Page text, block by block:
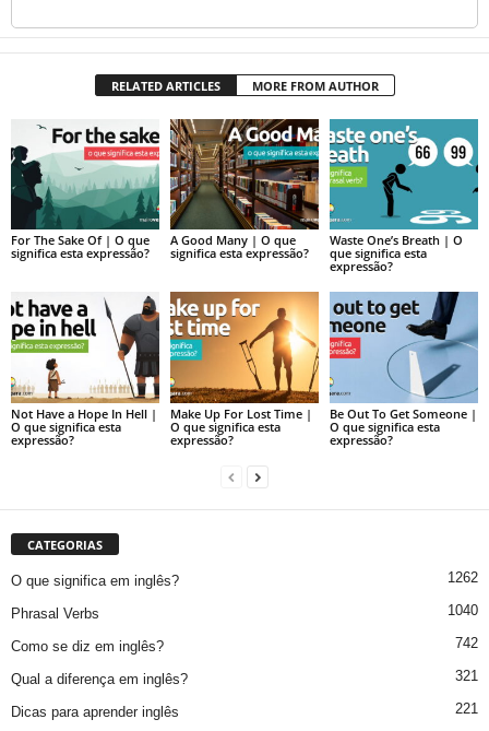
RELATED ARTICLES MORE FROM AUTHOR
For The Sake Of | O que
significa esta expressão?
A Good Many | O que
significa esta expressão?
Waste One’s Breath | O
que significa esta
expressão?
Not Have a Hope In Hell |
O que significa esta
expressão?
Make Up For Lost Time |
O que significa esta
expressão?
Be Out To Get Someone |
O que significa esta
expressão?
CATEGORIAS
O que significa em inglês? 1262
Phrasal Verbs 1040
Como se diz em inglês? 742
Qual a diferença em inglês? 321
Dicas para aprender inglês 221